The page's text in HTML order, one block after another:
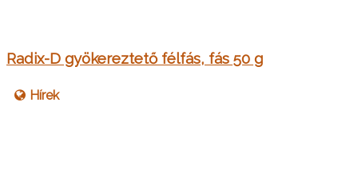
Radix-D gyökereztető félfás, fás 50 g
Hírek